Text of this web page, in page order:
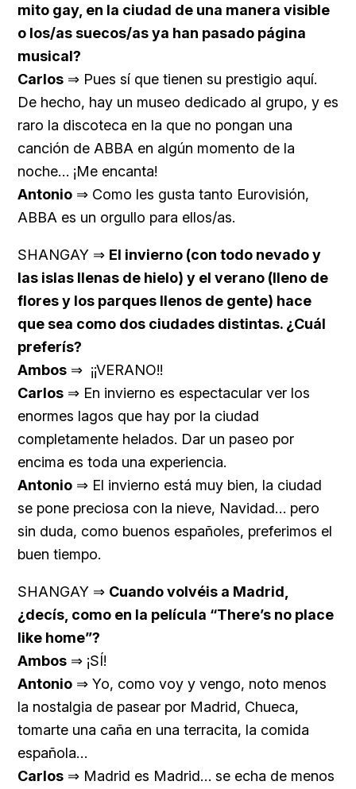
mito gay, en la ciudad de una manera visible
o los/as suecos/as ya han pasado página
musical?
Carlos ⇒ Pues sí que tienen su prestigio aquí.
De hecho, hay un museo dedicado al grupo, y es
raro la discoteca en la que no pongan una
canción de ABBA en algún momento de la
noche… ¡Me encanta!
Antonio ⇒ Como les gusta tanto Eurovisión,
ABBA es un orgullo para ellos/as.
SHANGAY ⇒ El invierno (con todo nevado y
las islas llenas de hielo) y el verano (lleno de
flores y los parques llenos de gente) hace
que sea como dos ciudades distintas. ¿Cuál
preferís?
Ambos ⇒ ¡¡VERANO!!
Carlos ⇒ En invierno es espectacular ver los
enormes lagos que hay por la ciudad
completamente helados. Dar un paseo por
encima es toda una experiencia.
Antonio ⇒ El invierno está muy bien, la ciudad
se pone preciosa con la nieve, Navidad… pero
sin duda, como buenos españoles, preferimos el
buen tiempo.
SHANGAY ⇒ Cuando volvéis a Madrid,
¿decís, como en la película “There’s no place
like home”?
Ambos ⇒ ¡SÍ!
Antonio ⇒ Yo, como voy y vengo, noto menos
la nostalgia de pasear por Madrid, Chueca,
tomarte una caña en una terracita, la comida
española…
Carlos ⇒ Madrid es Madrid… se echa de menos